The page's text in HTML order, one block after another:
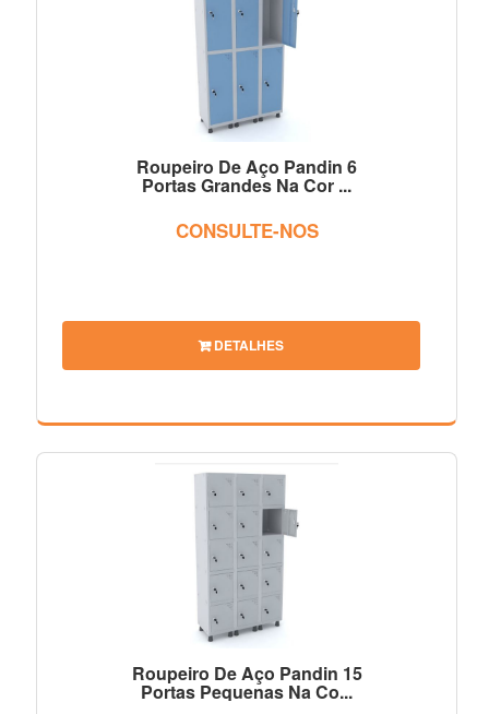
Roupeiro De Aço Pandin 6
Portas Grandes Na Cor ...
CONSULTE-NOS
DETALHES
Roupeiro De Aço Pandin 15
Portas Pequenas Na Co...